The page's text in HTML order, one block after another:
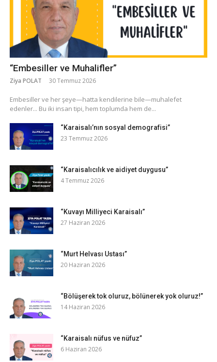
“Embesiller ve Muhalifler”
Ziya POLAT 30 Temmuz 2026
​Embesiller ve her şeye—hatta kendilerine bile—muhalefet
edenler... Bu iki insan tipi, hem toplumda hem de...
“Karaisalı’nın sosyal demografisi”
23 Temmuz 2026
“Karaisalıcılık ve aidiyet duygusu”
4 Temmuz 2026
“Kuvayı Milliyeci Karaisalı”
27 Haziran 2026
“Murt Helvası Ustası”
20 Haziran 2026
“Bölüşerek tok oluruz, bölünerek yok oluruz!”
14 Haziran 2026
“Karaisalı nüfus ve nüfuz”
6 Haziran 2026